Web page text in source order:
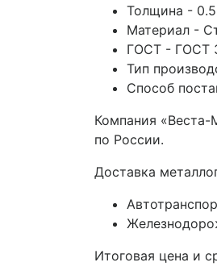
Толщина -
Материал -
ГОСТ - ГОСТ
Тип
Способ
Компания «Веста-
по России.
Доставка
Итоговая цена и